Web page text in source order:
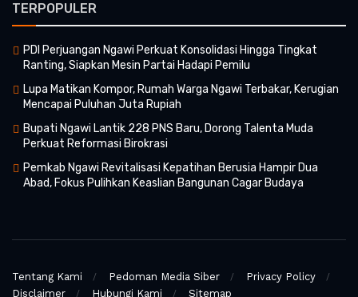
TERPOPULER
PDI Perjuangan Ngawi Perkuat Konsolidasi Hingga Tingkat
Ranting, Siapkan Mesin Partai Hadapi Pemilu
Lupa Matikan Kompor, Rumah Warga Ngawi Terbakar, Kerugian
Mencapai Puluhan Juta Rupiah
Bupati Ngawi Lantik 228 PNS Baru, Dorong Talenta Muda
Perkuat Reformasi Birokrasi
Pemkab Ngawi Revitalisasi Kepatihan Berusia Hampir Dua
Abad, Fokus Pulihkan Keaslian Bangunan Cagar Budaya
Tentang Kami Pedoman Media Siber
Privacy Policy
Disclaimer
Hubungi Kami Sitemap